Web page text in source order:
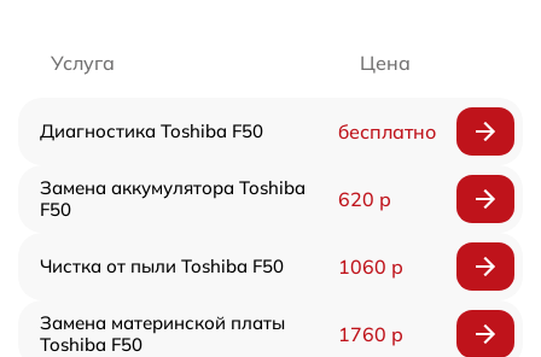
Услуга Цена
Диагностика Toshiba F50 бесплатно
Замена аккумулятора Toshiba
F50
620 р
Чистка от пыли Toshiba F50 1060 р
Замена материнской платы
Toshiba F50
1760 р